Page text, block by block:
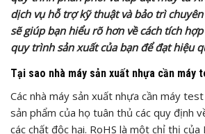
dịch vụ hỗ trợ kỹ thuật và bảo trì
sẽ giúp bạn hiểu rõ hơn về cách tích
quy trình sản xuất của bạn để đạt hiệu
Tại sao nhà máy sản xuất nhựa cần máy
Các nhà máy sản xuất nhựa cần máy
sản phẩm của họ tuân thủ các quy định
các chất độc hại. RoHS là một chỉ thị của